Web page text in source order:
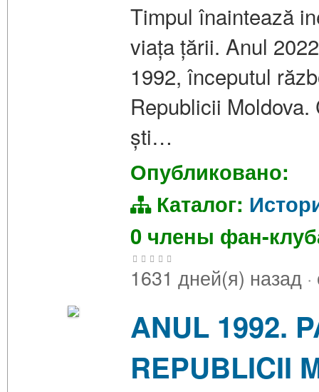
Timpul înaintează
viața țării. Anul
1992, începutul
Republicii
ști…
Опубликовано:
Каталог:
0 члены фан-
1631 дней(я) назад ·
ANUL 1992.
REPUBLICII